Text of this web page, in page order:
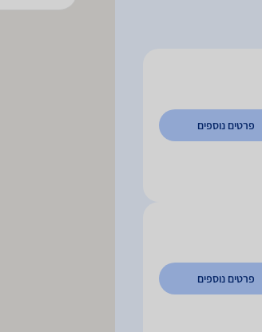
פרטים נוספים
פרטים נוספים